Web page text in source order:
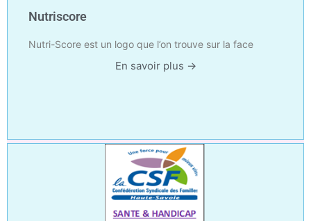
Nutriscore
Nutri-Score est un logo que l’on trouve sur la face
En savoir plus →